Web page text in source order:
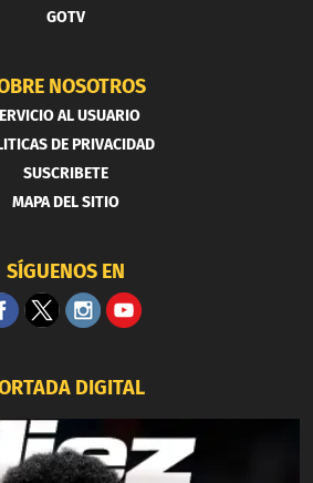
GOTV
NOSOTROS
AL USUARIO
DE PRIVACIDAD
SUSCRIBETE
MAPA DEL SITIO
SÍGUENOS EN
DIGITAL